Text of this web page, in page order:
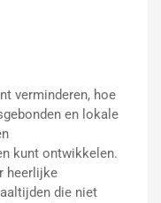
verminderen, hoe
en lokale
kunt ontwikkelen.
heerlijke
die niet